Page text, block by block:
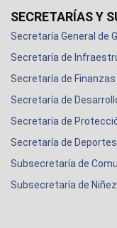
SECRETARÍAS Y
Secretaría General de
Secretaría de
Secretaría de Finanzas
Secretaría de
Secretaría de
Secretaría de
Subsecretaría de
Subsecretaría de